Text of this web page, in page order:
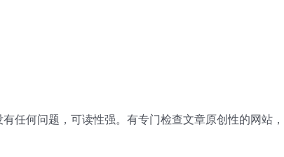
任何问题，可读性强。有专门检查文章原创性的网站